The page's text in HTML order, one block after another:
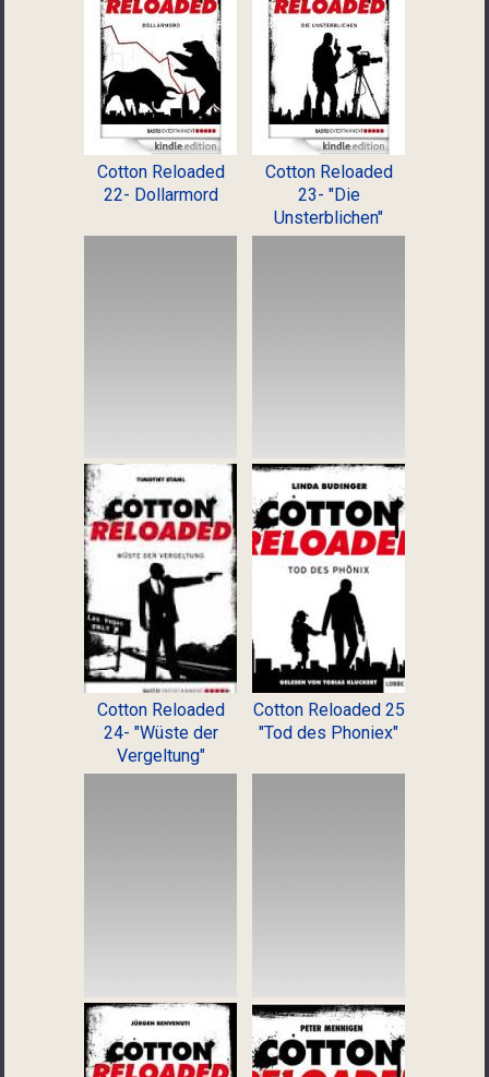
Cotton Reloaded
22- Dollarmord
Cotton Reloaded
23- "Die
Unsterblichen"
Cotton Reloaded
24- "Wüste der
Vergeltung"
Cotton Reloaded 25
"Tod des Phoniex"